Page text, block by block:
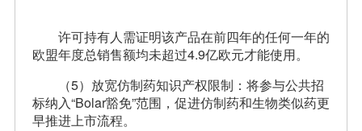
许可持有人需证明该产品在前四年的任何一年的
欧盟年度总销售额均未超过4.9亿欧元才能使用。
（5）放宽仿制药知识产权限制：将参与公共招
标纳入“Bolar豁免”范围，促进仿制药和生物类似药更
早推进上市流程。